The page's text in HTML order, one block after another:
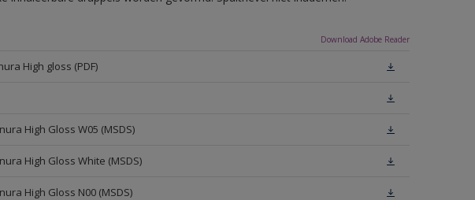
Download Adobe Reader
High gloss (PDF)
High Gloss W05 (MSDS)
High Gloss White (MSDS)
High Gloss N00 (MSDS)